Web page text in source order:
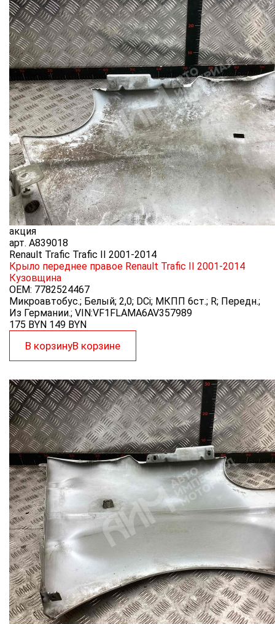
акция
арт. A839018
Renault Trafic Trafic II 2001-2014
Крыло переднее правое Renault Trafic II 2001-2014
Кузовщина
OEM: 7782524467
Микроавтобус.; Белый; 2,0; DCi; МКПП 6ст.; R; Передн.;
Из Германии.; VIN:VF1FLAMA6AV357989
175 BYN 149 BYN
В корзинуВ корзине